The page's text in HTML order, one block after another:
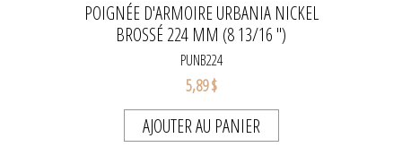
POIGNÉE D'ARMOIRE URBANIA NICKEL
BROSSÉ 224 MM (8 13/16 '')
PUNB224
5,89 $
AJOUTER AU PANIER